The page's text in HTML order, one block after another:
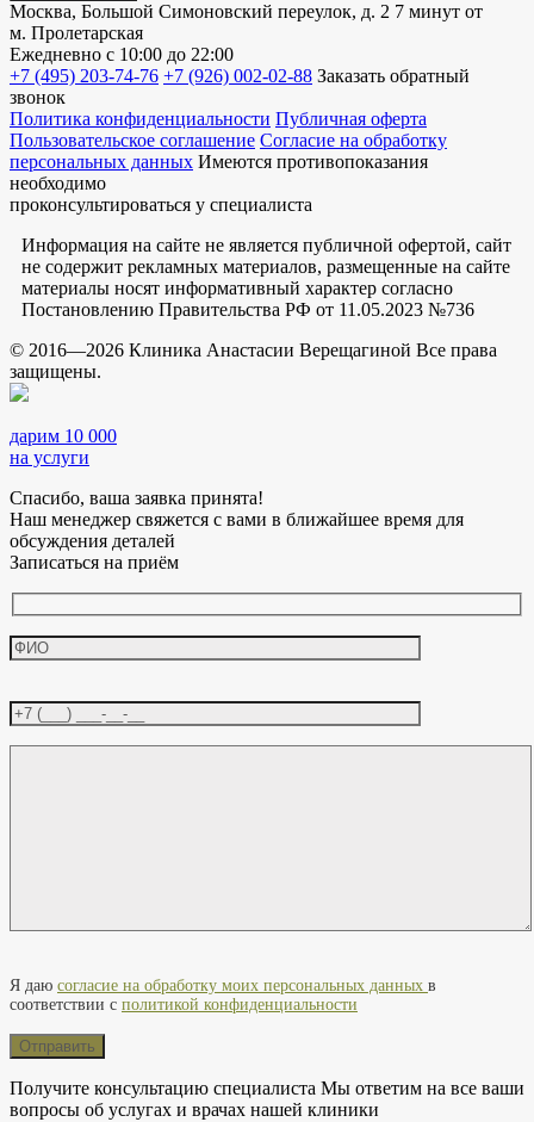
Москва, Большой Симоновский переулок, д. 2 7 минут от
м. Пролетарская
Ежедневно с 10:00 до 22:00
+7 (495) 203-74-76 +7 (926) 002-02-88 Заказать обратный
звонок
Политика конфиденциальности Публичная оферта
Пользовательское соглашение Согласие на обработку
персональных данных Имеются противопоказания
необходимо
проконсультироваться у специалиста
Информация на сайте не является публичной офертой, сайт
не содержит рекламных материалов, размещенные на сайте
материалы носят информативный характер согласно
Постановлению Правительства РФ от 11.05.2023 №736
© 2016—2026 Клиника Анастасии Верещагиной Все права
защищены.
дарим 10 000
на услуги
Спасибо, ваша заявка принята!
Наш менеджер свяжется с вами в ближайшее время для
обсуждения деталей
Записаться на приём
Я даю согласие на обработку моих персональных данных в
соответствии с политикой конфиденциальности
Получите консультацию специалиста Мы ответим на все ваши
вопросы об услугах и врачах нашей клиники